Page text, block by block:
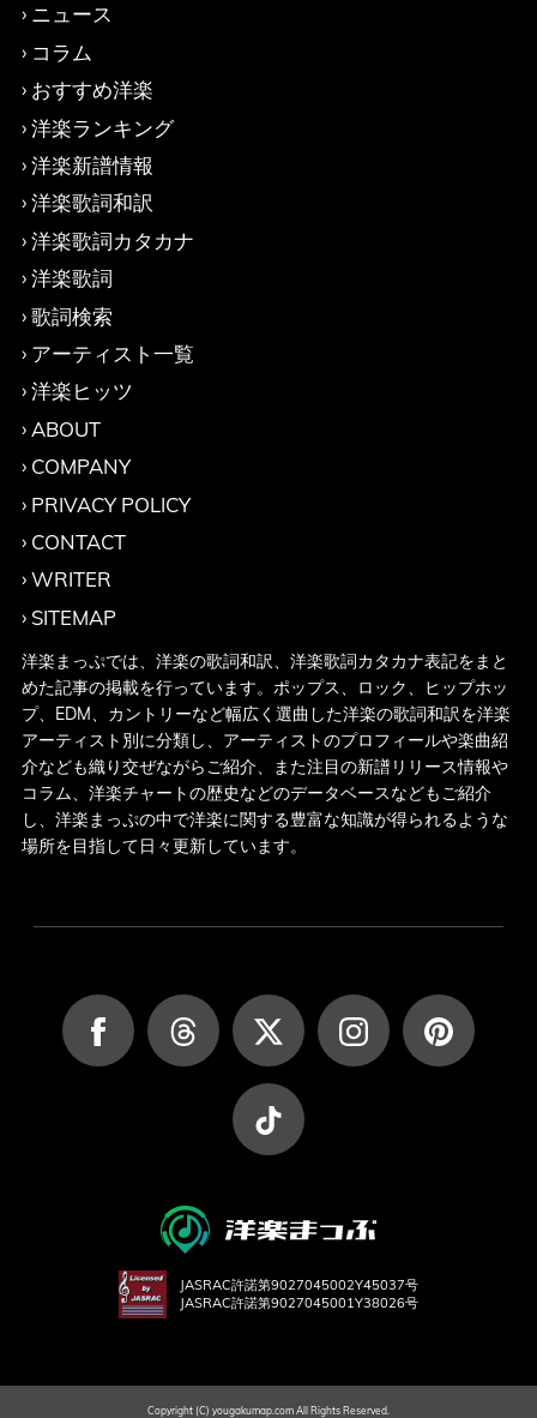
ニュース
コラム
おすすめ洋楽
洋楽ランキング
洋楽新譜情報
洋楽歌詞和訳
洋楽歌詞カタカナ
洋楽歌詞
歌詞検索
アーティスト一覧
洋楽ヒッツ
ABOUT
COMPANY
PRIVACY POLICY
CONTACT
WRITER
SITEMAP
洋楽まっぷでは、洋楽の歌詞和訳、洋楽歌詞カタカナ表記をまと
めた記事の掲載を行っています。ポップス、ロック、ヒップホッ
プ、EDM、カントリーなど幅広く選曲した洋楽の歌詞和訳を洋楽
アーティスト別に分類し、アーティストのプロフィールや楽曲紹
介なども織り交ぜながらご紹介、また注目の新譜リリース情報や
コラム、洋楽チャートの歴史などのデータベースなどもご紹介
し、洋楽まっぷの中で洋楽に関する豊富な知識が得られるような
場所を目指して日々更新しています。
JASRAC許諾第9027045002Y45037号
JASRAC許諾第9027045001Y38026号
Copyright (C) yougakumap.com All Rights Reserved.